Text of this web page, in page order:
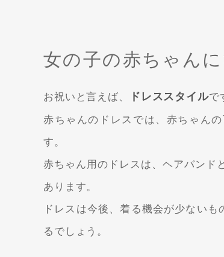
女の子の赤ちゃん
お祝いと言えば、 ドレススタイルで
赤ちゃんのドレスでは、赤ちゃん
す。
赤ちゃん用のドレスは、ヘアバンド
あります。
ドレスは今後、着る機会が少ない
るでしょう。